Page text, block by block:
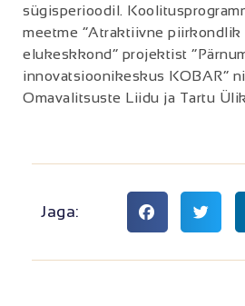
sügisperioodil.
meetme “Atraktiivne
elukeskkond” projektist
innovatsioonikeskus KOBAR”
Omavalitsuste Liidu ja Tartu
Jaga: